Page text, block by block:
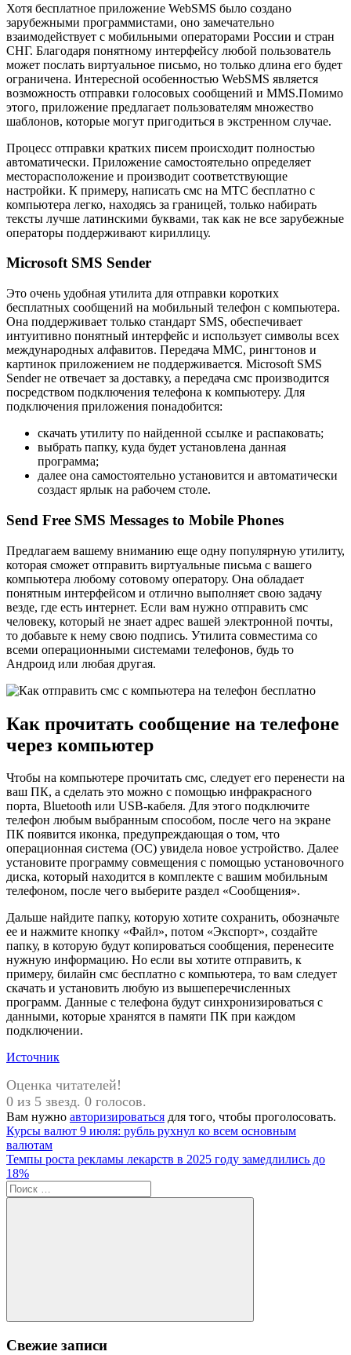
Хотя бесплатное приложение WebSMS было создано
зарубежными программистами, оно замечательно
взаимодействует с мобильными операторами России и стран
СНГ. Благодаря понятному интерфейсу любой пользователь
может послать виртуальное письмо, но только длина его будет
ограничена. Интересной особенностью WebSMS является
возможность отправки голосовых сообщений и MMS.Помимо
этого, приложение предлагает пользователям множество
шаблонов, которые могут пригодиться в экстренном случае.
Процесс отправки кратких писем происходит полностью
автоматически. Приложение самостоятельно определяет
месторасположение и производит соответствующие
настройки. К примеру, написать смс на МТС бесплатно с
компьютера легко, находясь за границей, только набирать
тексты лучше латинскими буквами, так как не все зарубежные
операторы поддерживают кириллицу.
Microsoft SMS Sender
Это очень удобная утилита для отправки коротких
бесплатных сообщений на мобильный телефон с компьютера.
Она поддерживает только стандарт SMS, обеспечивает
интуитивно понятный интерфейс и использует символы всех
международных алфавитов. Передача ММС, рингтонов и
картинок приложением не поддерживается. Microsoft SMS
Sender не отвечает за доставку, а передача смс производится
посредством подключения телефона к компьютеру. Для
подключения приложения понадобится:
скачать утилиту по найденной ссылке и распаковать;
выбрать папку, куда будет установлена данная
программа;
далее она самостоятельно установится и автоматически
создаст ярлык на рабочем столе.
Send Free SMS Messages to Mobile Phones
Предлагаем вашему вниманию еще одну популярную утилиту,
которая сможет отправить виртуальные письма с вашего
компьютера любому сотовому оператору. Она обладает
понятным интерфейсом и отлично выполняет свою задачу
везде, где есть интернет. Если вам нужно отправить смс
человеку, который не знает адрес вашей электронной почты,
то добавьте к нему свою подпись. Утилита совместима со
всеми операционными системами телефонов, будь то
Андроид или любая другая.
Как прочитать сообщение на телефоне
через компьютер
Чтобы на компьютере прочитать смс, следует его перенести на
ваш ПК, а сделать это можно с помощью инфракрасного
порта, Bluetooth или USB-кабеля. Для этого подключите
телефон любым выбранным способом, после чего на экране
ПК появится иконка, предупреждающая о том, что
операционная система (ОС) увидела новое устройство. Далее
установите программу совмещения с помощью установочного
диска, который находится в комплекте с вашим мобильным
телефоном, после чего выберите раздел «Сообщения».
Дальше найдите папку, которую хотите сохранить, обозначьте
ее и нажмите кнопку «Файл», потом «Экспорт», создайте
папку, в которую будут копироваться сообщения, перенесите
нужную информацию. Но если вы хотите отправить, к
примеру, билайн смс бесплатно с компьютера, то вам следует
скачать и установить любую из вышеперечисленных
программ. Данные с телефона будут синхронизироваться с
данными, которые хранятся в памяти ПК при каждом
подключении.
Источник
Оценка читателей!
0 из 5 звезд. 0 голосов.
Вам нужно авторизироваться для того, чтобы проголосовать.
Навигация
по
записям
Предыдущая
запись:
Курсы валют 9 июля: рубль рухнул ко всем основным
валютам
Следующая
запись:
Темпы роста рекламы лекарств в 2025 году замедлились до
18%
Поиск
для:
Поиск
Свежие записи